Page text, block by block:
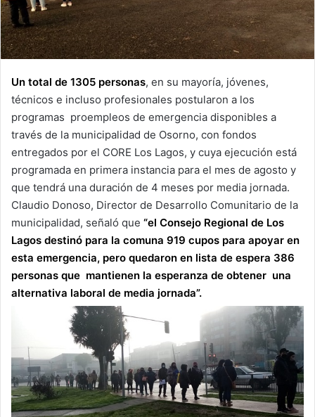
Un total de 1305 personas, en su mayoría, jóvenes,
técnicos e incluso profesionales postularon a los
programas proempleos de emergencia disponibles a
través de la municipalidad de Osorno, con fondos
entregados por el CORE Los Lagos, y cuya ejecución está
programada en primera instancia para el mes de agosto y
que tendrá una duración de 4 meses por media jornada.
Claudio Donoso, Director de Desarrollo Comunitario de la
municipalidad, señaló que “el Consejo Regional de Los
Lagos destinó para la comuna 919 cupos para apoyar en
esta emergencia, pero quedaron en lista de espera 386
personas que mantienen la esperanza de obtener una
alternativa laboral de media jornada”.